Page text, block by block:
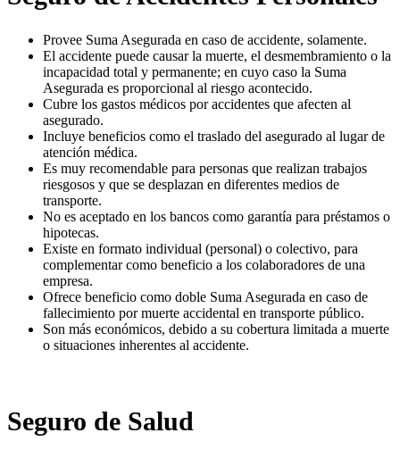
Provee Suma Asegurada en caso de accidente, solamente.
El accidente puede causar la muerte, el desmembramiento o la
incapacidad total y permanente; en cuyo caso la Suma
Asegurada es proporcional al riesgo acontecido.
Cubre los gastos médicos por accidentes que afecten al
asegurado.
Incluye beneficios como el traslado del asegurado al lugar de
atención médica.
Es muy recomendable para personas que realizan trabajos
riesgosos y que se desplazan en diferentes medios de
transporte.
No es aceptado en los bancos como garantía para préstamos o
hipotecas.
Existe en formato individual (personal) o colectivo, para
complementar como beneficio a los colaboradores de una
empresa.
Ofrece beneficio como doble Suma Asegurada en caso de
fallecimiento por muerte accidental en transporte público.
Son más económicos, debido a su cobertura limitada a muerte
o situaciones inherentes al accidente.
Seguro de Salud